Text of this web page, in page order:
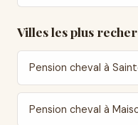
Villes les plus
Pension cheval à
Pension cheval à